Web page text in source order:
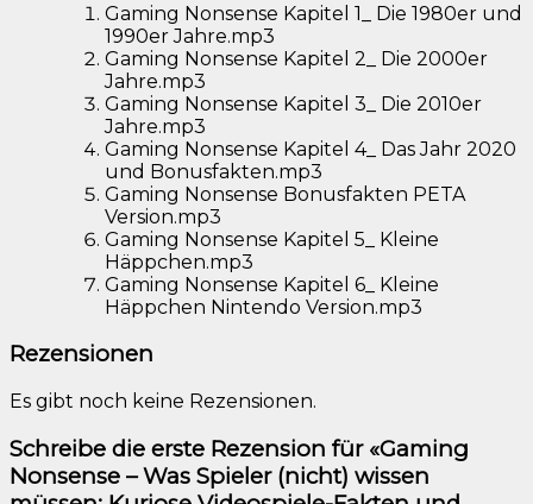
Gaming Nonsense Kapitel 1_ Die 1980er und
1990er Jahre.mp3
Gaming Nonsense Kapitel 2_ Die 2000er
Jahre.mp3
Gaming Nonsense Kapitel 3_ Die 2010er
Jahre.mp3
Gaming Nonsense Kapitel 4_ Das Jahr 2020
und Bonusfakten.mp3
Gaming Nonsense Bonusfakten PETA
Version.mp3
Gaming Nonsense Kapitel 5_ Kleine
Häppchen.mp3
Gaming Nonsense Kapitel 6_ Kleine
Häppchen Nintendo Version.mp3
Rezensionen
Es gibt noch keine Rezensionen.
Schreibe die erste Rezension für «Gaming
Nonsense – Was Spieler (nicht) wissen